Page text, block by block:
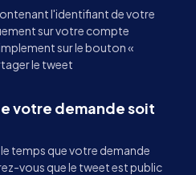
l'identifiant de votre
sur votre compte
sur le bouton «
le tweet
votre demande soit
temps que votre demande
vous que le tweet est public